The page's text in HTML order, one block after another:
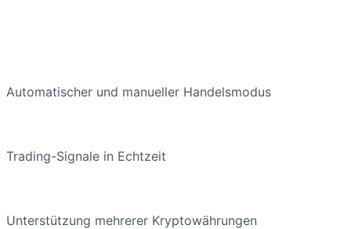
Automatischer und manueller Handelsmodus
Trading-Signale in Echtzeit
Unterstützung mehrerer Kryptowährungen